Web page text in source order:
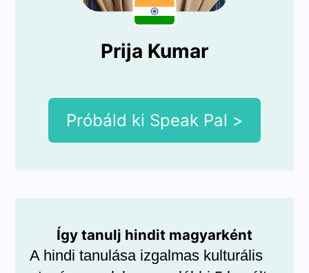
Prija Kumar
Próbáld ki Speak Pal >
Így tanulj hindit magyarként
A hindi tanulása izgalmas kulturális